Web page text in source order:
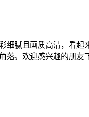
细腻且画质高清，看起
。欢迎感兴趣的朋友